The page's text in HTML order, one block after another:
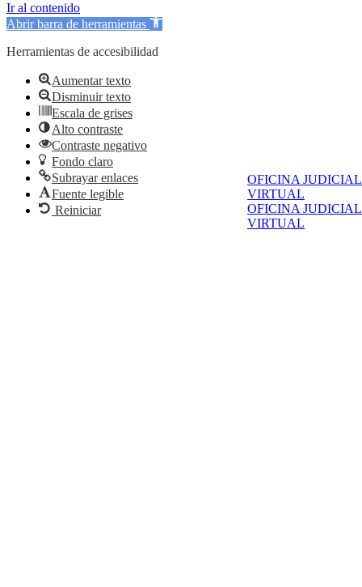
OFICINA JUDICIAL
VIRTUAL
OFICINA JUDICIAL
VIRTUAL
Ir al contenido
Abrir barra de herramientas
Herramientas de accesibilidad
Aumentar texto
Disminuir texto
Escala de grises
Alto contraste
Contraste negativo
Fondo claro
Subrayar enlaces
Fuente legible
Reiniciar